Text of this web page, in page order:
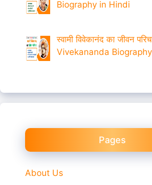
Biography in Hindi
स्वामी विवेकानंद का जीवन
Vivekananda
Pages
About Us